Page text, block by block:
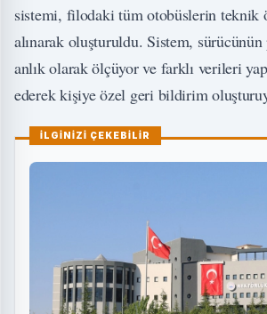
sistemi, filodaki tüm otobüslerin teknik
alınarak oluşturuldu. Sistem, sürücünün
anlık olarak ölçüyor ve farklı verileri
ederek kişiye özel geri bildirim
İLGİNİZİ ÇEKEBİLİR